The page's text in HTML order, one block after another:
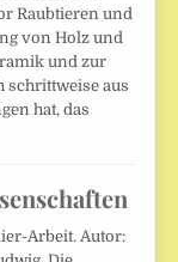
Raubtieren und
von Holz und
und zur
schrittweise aus
hat, das
Arbeit. Autor: